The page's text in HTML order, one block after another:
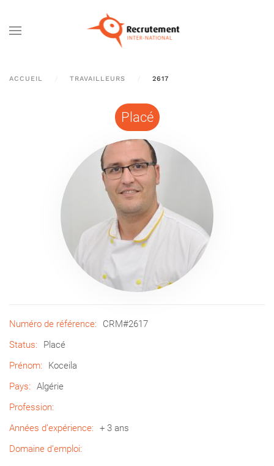
Passer au contenu principal
ACCUEIL TRAVAILLEURS 2617
Placé
Numéro de référence:
CRM#2617
Status:
Placé
Prénom:
Koceila
Pays:
Algérie
Profession:
Années d’expérience:
+ 3 ans
Domaine d’emploi: